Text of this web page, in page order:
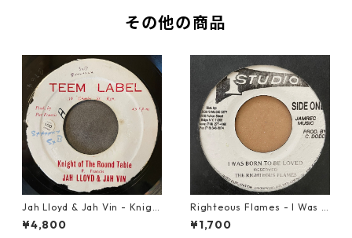
その他の商品
Jah Lloyd & Jah Vin - Knigh
t Of The Round Table【7-21
908】
¥4,800
Righteous Flames - I Was B
orn To Be Loved【7-21191】
¥1,700